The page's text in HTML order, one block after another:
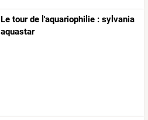
Le tour de l'aquariophilie : sylvania
aquastar